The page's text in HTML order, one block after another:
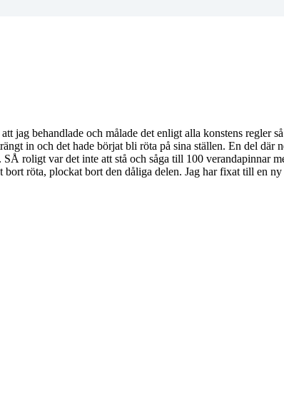
jag behandlade och målade det enligt alla konstens regler
in och det hade börjat bli röta på sina ställen. En del där
roligt var det inte att stå och såga till 100 verandapinnar
röta, plockat bort den dåliga delen. Jag har fixat till en